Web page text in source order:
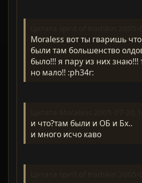
Moraless вот ты гваришь
были там большенство
было!!! я пару из них
но мало!! :ph34r:
и что?там были и ОБ и Бх..
и много исчо каво